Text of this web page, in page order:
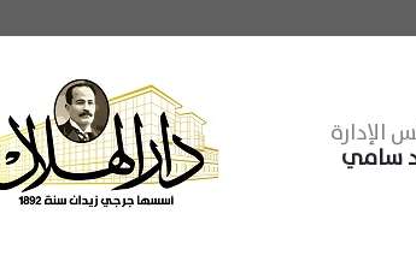
الإدارة
سامي